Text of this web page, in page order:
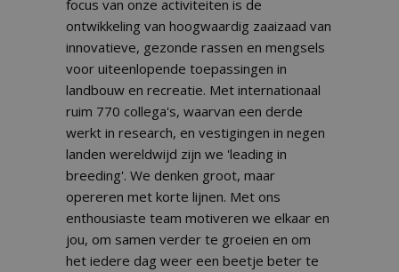
focus van onze activiteiten is de
ontwikkeling van hoogwaardig zaaizaad van
innovatieve, gezonde rassen en mengsels
voor uiteenlopende toepassingen in
landbouw en recreatie. Met internationaal
ruim 770 collega's, waarvan een derde
werkt in research, en vestigingen in negen
landen wereldwijd zijn we 'leading in
breeding'. We denken groot, maar
opereren met korte lijnen. Met ons
enthousiaste team motiveren we elkaar en
jou, om samen verder te groeien en om
het iedere dag weer een beetje beter te